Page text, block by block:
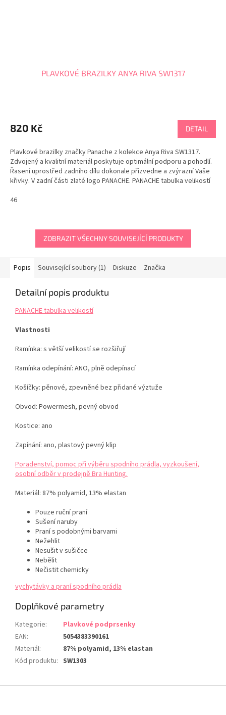
PLAVKOVÉ BRAZILKY ANYA RIVA SW1317
820 Kč DETAIL
Plavkové brazilky značky Panache z kolekce Anya Riva SW1317.
Zdvojený a kvalitní materiál poskytuje optimální podporu a pohodlí.
Řasení uprostřed zadního dílu dokonale přizvedne a zvýrazní Vaše
křivky. V zadní části zlaté logo PANACHE. PANACHE tabulka velikostí
46
ZOBRAZIT VŠECHNY SOUVISEJÍCÍ PRODUKTY
Popis Související soubory (1) Diskuze Značka
Detailní popis produktu
PANACHE tabulka velikostí
Vlastnosti
Ramínka: s větší velikostí se rozšiřují
Ramínka odepínání: ANO, plně odepínací
Košíčky: pěnové, zpevněné bez přidané výztuže
Obvod: Powermesh, pevný obvod
Kostice: ano
Zapínání: ano, plastový pevný klip
Poradenství, pomoc při výběru spodního prádla, vyzkoušení,
osobní odběr v prodejně Bra Hunting.
Materiál: 87% polyamid, 13% elastan
Pouze ruční praní
Sušení naruby
Praní s podobnými barvami
Nežehlit
Nesušit v sušičce
Nebělit
Nečistit chemicky
vychytávky a praní spodního prádla
Doplňkové parametry
Kategorie:
Plavkové podprsenky
EAN:
5054383390161
Materiál:
87% polyamid, 13% elastan
Kód produktu: SW1303